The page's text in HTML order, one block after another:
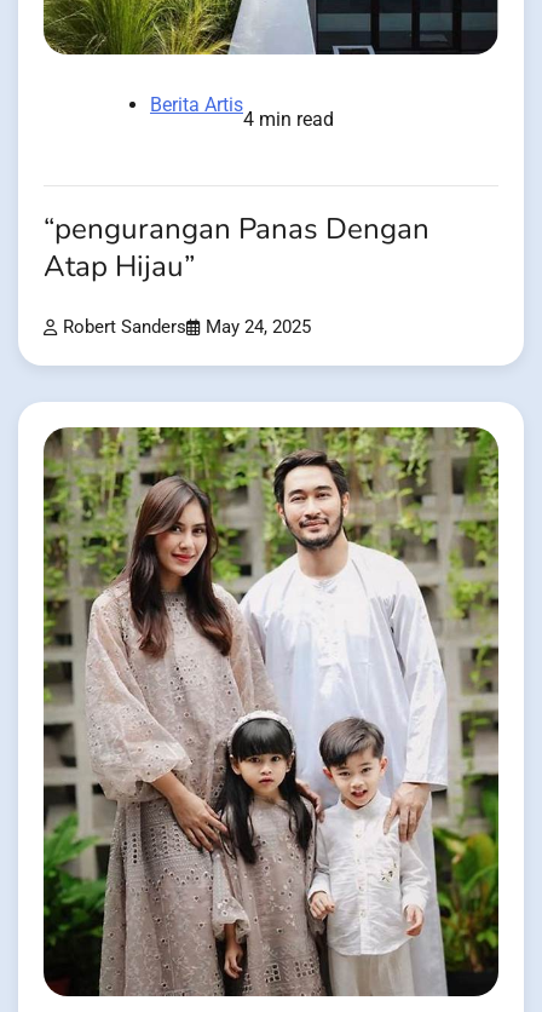
Berita Artis
4 min read
“pengurangan Panas Dengan
Atap Hijau”
Robert Sanders May 24, 2025